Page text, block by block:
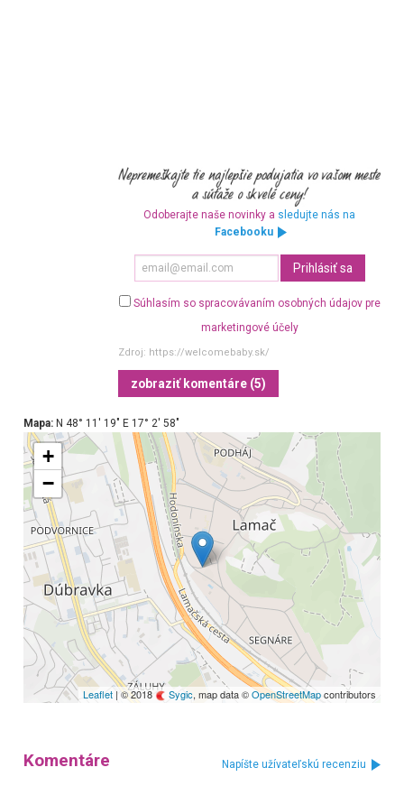
Odoberajte naše novinky a sledujte nás na
Facebooku
Súhlasím so spracovávaním osobných údajov pre
marketingové účely
Zdroj: https://welcomebaby.sk/
zobraziť komentáre (5)
Mapa:N 48° 11′ 19″ E 17° 2′ 58″
+
−
Leaflet | © 2018 Sygic, map data ©OpenStreetMapcontributors
Komentáre Napíšte užívateľskú recenziu